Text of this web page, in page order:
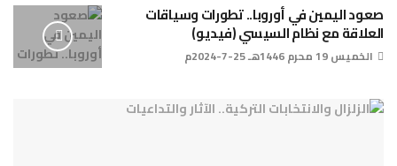
صعود اليمين في أوروبا.. تطورات وسياقات
العلاقة مع نظام السيسي (فيديو)
الخميس 19 محرم 1446هـ 25-7-2024م